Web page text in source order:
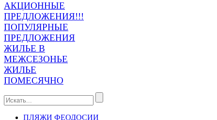
АКЦИОННЫЕ
ПРЕДЛОЖЕНИЯ!!!
ПОПУЛЯРНЫЕ
ПРЕДЛОЖЕНИЯ
ЖИЛЬЕ В
МЕЖСЕЗОНЬЕ
ЖИЛЬЕ
ПОМЕСЯЧНО
ПЛЯЖИ ФЕОДОСИИ